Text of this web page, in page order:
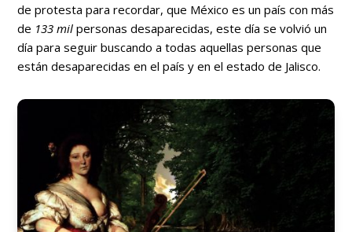
de protesta para recordar, que México es un país con más
de 133 milpersonas desaparecidas, este día se volvió un
día para seguir buscando a todas aquellas personas que
están desaparecidas en el país y en el estado de Jalisco.